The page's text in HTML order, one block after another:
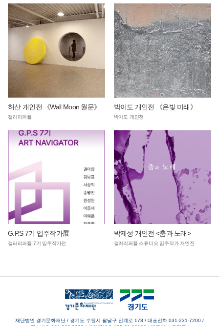
허산 개인전 《Wall Moon 월문》
갤러리퍼플
박이도 개인전 《은빛 미래》
박이도 개인전
G.P.S 7기 입주작가展
갤러리퍼플 7기 입주작가전
박제성 개인전 <춤과 노래>
갤러리퍼플 스튜디오 입주작가 개인전
재단법인 경기문화재단 / 경기도 수원시 팔달구 인계로 178 / 대표전화 031-231-7200 /